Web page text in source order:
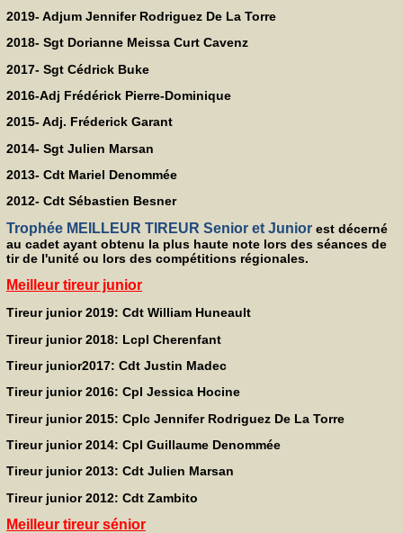
2019- Adjum Jennifer Rodriguez De La Torre
2018- Sgt Dorianne Meissa Curt Cavenz
2017- Sgt Cédrick Buke
2016-Adj Frédérick Pierre-Dominique
2015- Adj. Fréderick Garant
2014- Sgt Julien Marsan
2013- Cdt Mariel Denommée
2012- Cdt Sébastien Besner
Trophée MEILLEUR TIREUR Senior et Junior est décerné
au cadet ayant obtenu la plus haute note lors des séances de
tir de l'unité ou lors des compétitions régionales.
Meilleur tireur junior
Tireur junior 2019: Cdt William Huneault
Tireur junior 2018: Lcpl Cherenfant
Tireur junior2017: Cdt Justin Madec
Tireur junior 2016: Cpl Jessica Hocine
Tireur junior 2015: Cplc Jennifer Rodriguez De La Torre
Tireur junior 2014: Cpl Guillaume Denommée
Tireur junior 2013: Cdt Julien Marsan
Tireur junior 2012: Cdt Zambito
Meilleur tireur sénior